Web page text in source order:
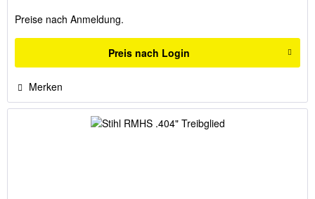
Preise nach Anmeldung.
Preis nach Login
Merken